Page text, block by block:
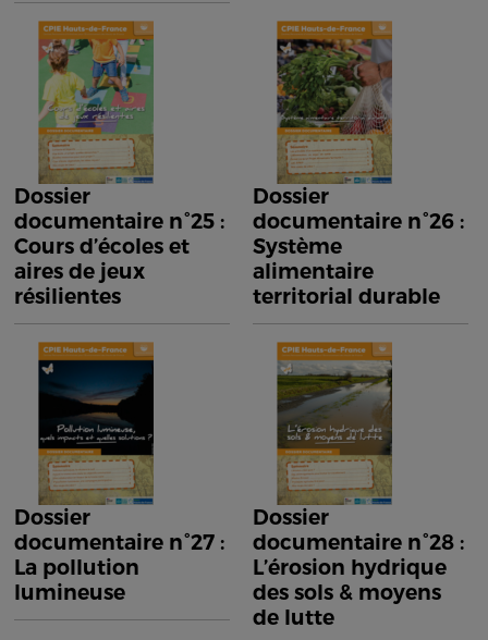
Dossier
documentaire n°25 :
Cours d’écoles et
aires de jeux
résilientes
Dossier
documentaire n°26 :
Système
alimentaire
territorial durable
Dossier
documentaire n°27 :
La pollution
lumineuse
Dossier
documentaire n°28 :
L’érosion hydrique
des sols & moyens
de lutte